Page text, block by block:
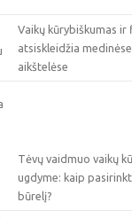
Vaikų kūrybiškumas ir
atsiskleidžia
aikštelėse
Tėvų vaidmuo vaikų
ugdyme: kaip
būrelį?